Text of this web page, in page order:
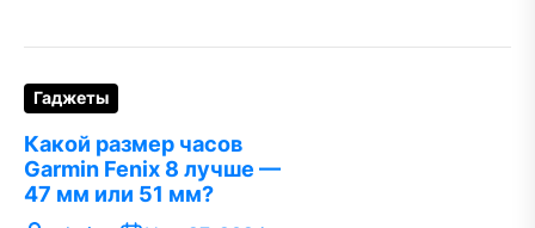
Гаджеты
Какой размер часов
Garmin Fenix 8 лучше —
47 мм или 51 мм?